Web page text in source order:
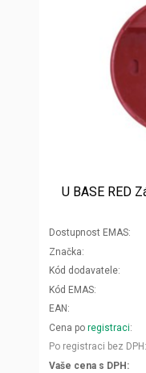
U BASE RED
Dostupnost EMAS
Značka
Kód dodavatele
Kód EMAS
EAN
Cena po registraci
Po registraci bez DPH
Vaše cena s DPH